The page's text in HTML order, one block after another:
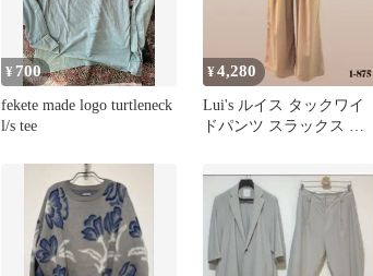
¥ 700
fekete made logo turtleneck
l/s tee
¥4,280
Lui's ルイス タックワイ
ドパンツ スラックス キ